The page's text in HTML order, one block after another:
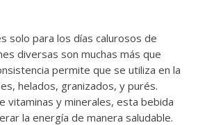
solo para los días calurosos de
diversas son muchas más que
permite que se utiliza en la
helados, granizados, y purés.
vitaminas y minerales, esta bebida
la energía de manera saludable.